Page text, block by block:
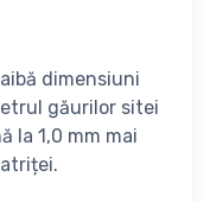
dimensiuni
găurilor sitei
la 1,0 mm mai